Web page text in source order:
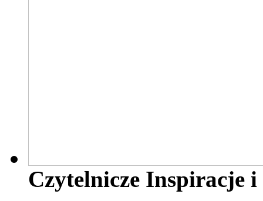
Czytelnicze Inspiracje i